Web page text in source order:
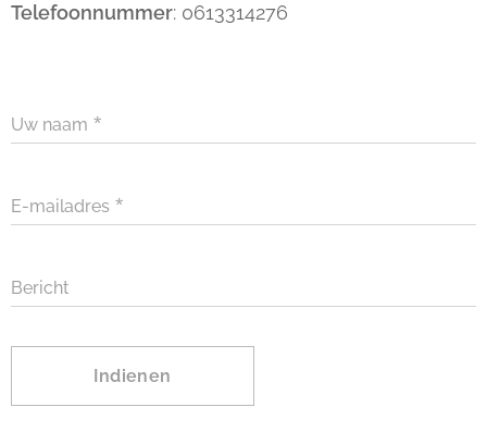
Telefoonnummer: 0613314276
Uw naam
E-mailadres
Bericht
Indienen